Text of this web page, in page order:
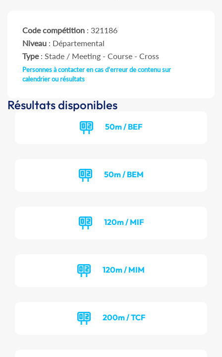
Code compétition : 321186
Niveau : Départemental
Type: Stade / Meeting - Course - Cross
Personnes à contacter en cas d'erreur de contenu sur
calendrier ou résultats
Résultats disponibles
50m / BEF
50m / BEM
120m / MIF
120m / MIM
200m / TCF